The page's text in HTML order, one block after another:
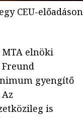
CEU-
MTA elnöki
gyengítő
is